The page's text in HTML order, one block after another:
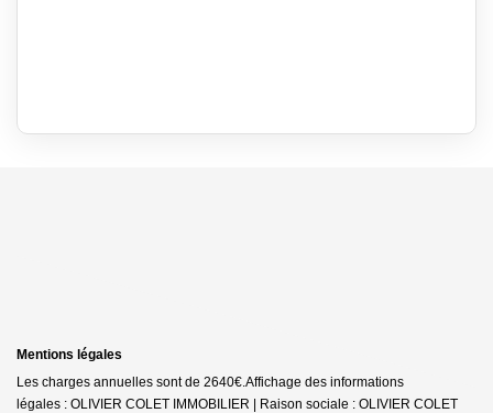
Mentions légales
Les charges annuelles sont de 2640€.Affichage des informations
légales : OLIVIER COLET IMMOBILIER | Raison sociale : OLIVIER COLET